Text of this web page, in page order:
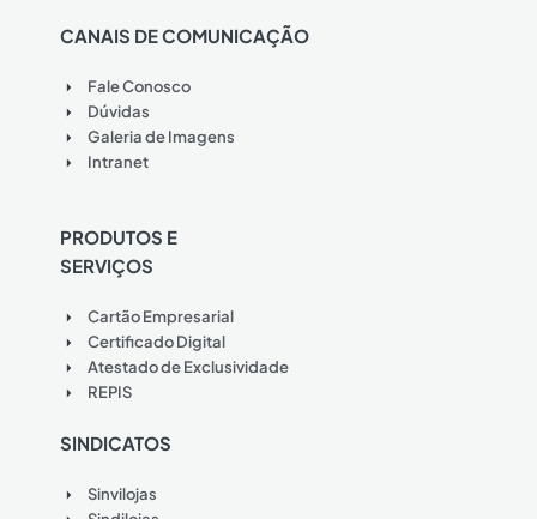
CANAIS DE COMUNICAÇÃO
Fale Conosco
Dúvidas
Galeria de Imagens
Intranet
PRODUTOS E
SERVIÇOS
Cartão Empresarial
Certificado Digital
Atestado de Exclusividade
REPIS
SINDICATOS
Sinvilojas